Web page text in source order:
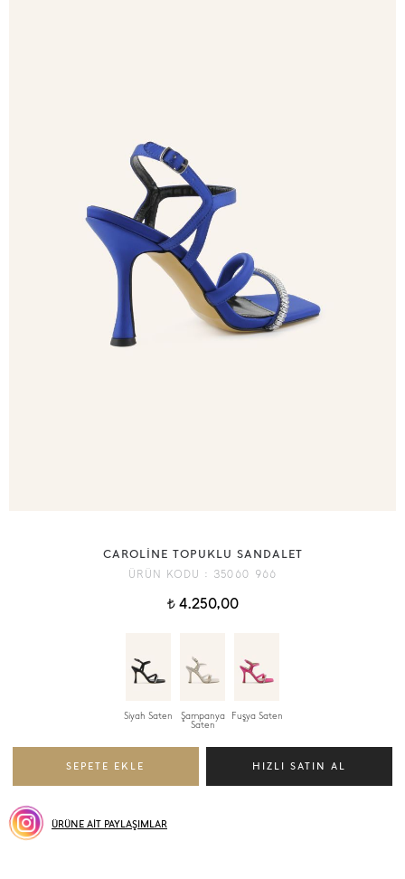
CAROLİNE TOPUKLU SANDALET
ÜRÜN KODU : 35060 966
t4.250,00
Siyah Saten Şampanya
Saten
Fuşya Saten
ÜRÜNE AİT PAYLAŞIMLAR